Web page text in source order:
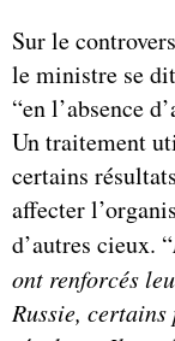
Sur le
le ministre se
“en l’absence
Un traitement
certains
affecter
d’autres cieux. “
ont renforcés
Russie,